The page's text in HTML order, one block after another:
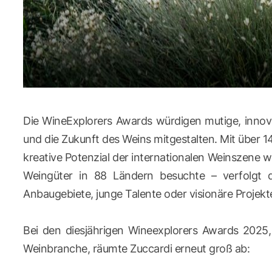
Die WineExplorers Awards würdigen mutige,
und die Zukunft des Weins mitgestalten. Mit über
kreative Potenzial der internationalen Weinszene
Weingüter in 88 Ländern besuchte – verfolgt
Anbaugebiete, junge Talente oder visionäre
Bei den diesjährigen Wineexplorers Awards
Weinbranche, räumte Zuccardi erneut groß ab: